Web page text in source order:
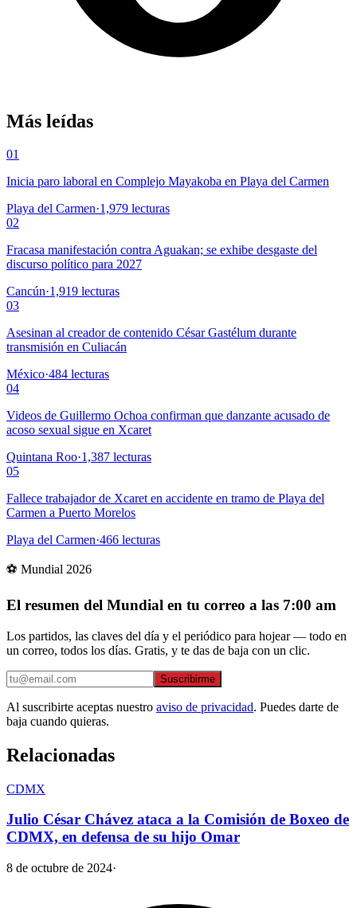
Más leídas
01
Inicia paro laboral en Complejo Mayakoba en Playa del Carmen
Playa del Carmen·1,979 lecturas
02
Fracasa manifestación contra Aguakan; se exhibe desgaste del
discurso político para 2027
Cancún·1,919 lecturas
03
Asesinan al creador de contenido César Gastélum durante
transmisión en Culiacán
México·484 lecturas
04
Videos de Guillermo Ochoa confirman que danzante acusado de
acoso sexual sigue en Xcaret
Quintana Roo·1,387 lecturas
05
Fallece trabajador de Xcaret en accidente en tramo de Playa del
Carmen a Puerto Morelos
Playa del Carmen·466 lecturas
⚽ Mundial 2026
El resumen del Mundial en tu correo a las 7:00 am
Los partidos, las claves del día y el periódico para hojear — todo en
un correo, todos los días. Gratis, y te das de baja con un clic.
Suscribirme
Al suscribirte aceptas nuestro aviso de privacidad. Puedes darte de
baja cuando quieras.
Relacionadas
CDMX
Julio César Chávez ataca a la Comisión de Boxeo de
CDMX, en defensa de su hijo Omar
8 de octubre de 2024·